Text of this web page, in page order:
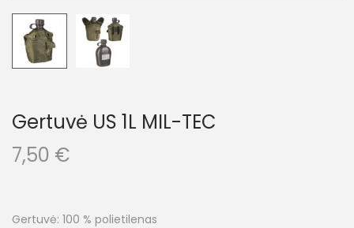
Gertuvė US 1L MIL-TEC
7,50 €
Gertuvė: 100 % polietilenas